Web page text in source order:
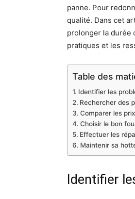
panne. Pour
qualité. Dans cet
prolonger la durée
pratiques et les
Table des
Identifier les
Rechercher des
Comparer les
Choisir le bon
Effectuer les
Maintenir sa
Identifier